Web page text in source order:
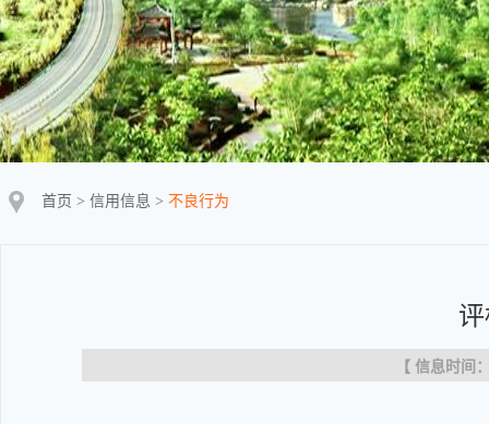
首页 > 信用信息 > 不良行为
【 信息时间